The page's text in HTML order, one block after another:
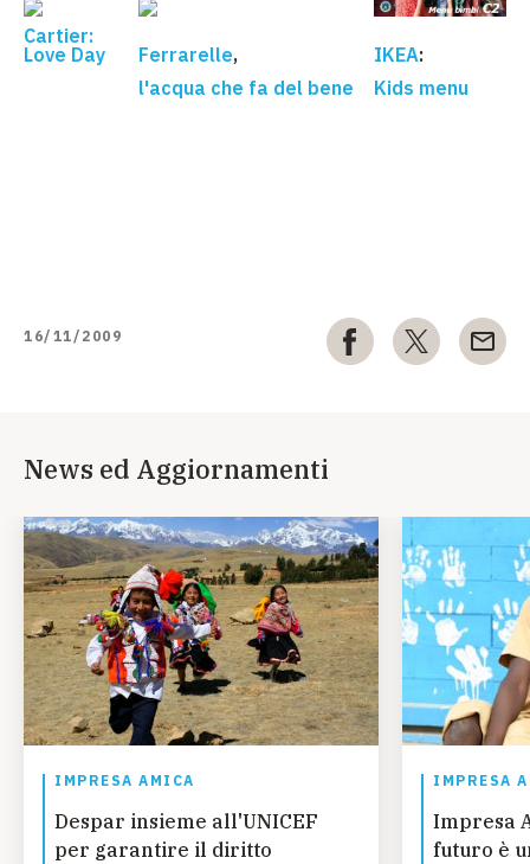
Cartier:
Love Day
Ferrarelle,
l'acqua che fa del bene
IKEA:
Kids menu
16/11/2009
News ed Aggiornamenti
IMPRESA AMICA
Despar insieme all'UNICEF
per garantire il diritto
IMPRESA
Impresa
futuro è